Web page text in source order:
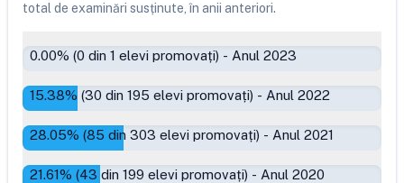
total de examinări susținute, în anii anteriori.
0.00% (0 din 1 elevi promovați) - Anul 2023
15.38% (30 din 195 elevi promovați) - Anul 2022
28.05% (85 din 303 elevi promovați) - Anul 2021
21.61% (43 din 199 elevi promovați) - Anul 2020